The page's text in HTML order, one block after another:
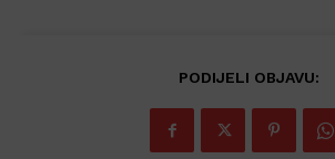
PODIJELI OBJAVU: